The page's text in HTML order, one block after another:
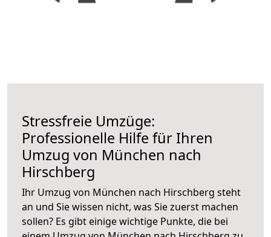
Stressfreie Umzüge:
Professionelle Hilfe für Ihren
Umzug von München nach
Hirschberg
Ihr Umzug von München nach Hirschberg steht
an und Sie wissen nicht, was Sie zuerst machen
sollen? Es gibt einige wichtige Punkte, die bei